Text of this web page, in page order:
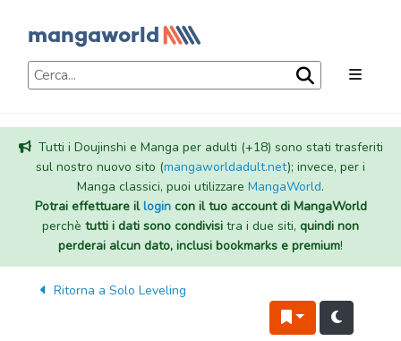
Tutti i Doujinshi e Manga per adulti (+18) sono stati trasferiti
sul nostro nuovo sito (mangaworldadult.net); invece, per i
Manga classici, puoi utilizzare MangaWorld.
Potrai effettuare illogincon il tuo account di MangaWorld
perchè tutti i dati sono condivisi tra i due siti, quindi non
perderai alcun dato, inclusi bookmarks e premium!
Ritorna a Solo Leveling